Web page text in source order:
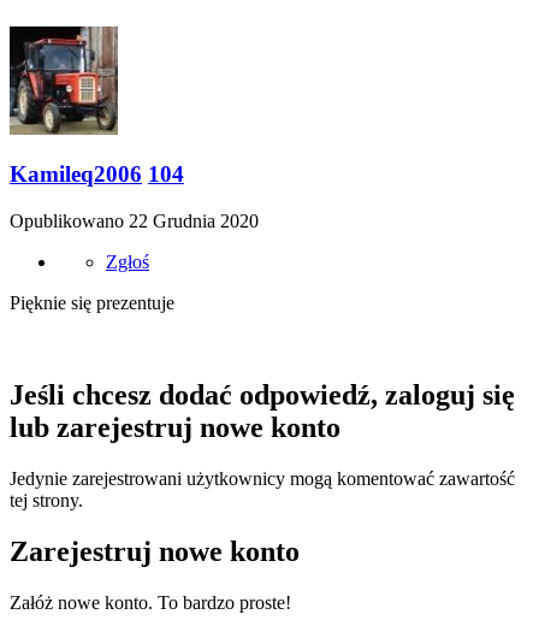
Kamileq2006 104
Opublikowano 22 Grudnia 2020
Zgłoś
Pięknie się prezentuje
Jeśli chcesz dodać odpowiedź, zaloguj się
lub zarejestruj nowe konto
Jedynie zarejestrowani użytkownicy mogą komentować zawartość
tej strony.
Zarejestruj nowe konto
Załóż nowe konto. To bardzo proste!